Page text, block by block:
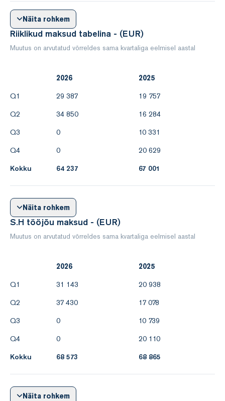
Näita rohkem
Riiklikud maksud tabelina - (EUR)
Muutus on arvutatud võrreldes sama kvartaliga eelmisel aastal
2026
2025
Q1
29 387
19 757
Q2
34 850
16 284
Q3
0
10 331
Q4
0
20 629
Kokku
64 237 67 001
Näita rohkem
S.H tööjõu maksud - (EUR)
Muutus on arvutatud võrreldes sama kvartaliga eelmisel aastal
2026
2025
Q1
31 143
20 938
Q2
37 430
17 078
Q3
0
10 739
Q4
0
20 110
Kokku
68 573 68 865
Näita rohkem